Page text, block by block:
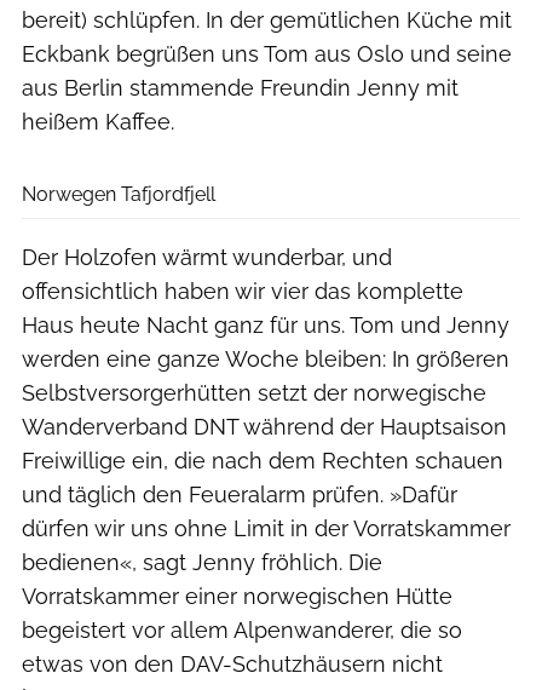
bereit) schlüpfen. In der gemütlichen Küche mit
Eckbank begrüßen uns Tom aus Oslo und seine
aus Berlin stammende Freundin Jenny mit
heißem Kaffee.
Norwegen Tafjordfjell
Der Holzofen wärmt wunderbar, und
offensichtlich haben wir vier das komplette
Haus heute Nacht ganz für uns. Tom und Jenny
werden eine ganze Woche bleiben: In größeren
Selbstversorgerhütten setzt der norwegische
Wanderverband DNT während der Hauptsaison
Freiwillige ein, die nach dem Rechten schauen
und täglich den Feueralarm prüfen. »Dafür
dürfen wir uns ohne Limit in der Vorratskammer
bedienen«, sagt Jenny fröhlich. Die
Vorratskammer einer norwegischen Hütte
begeistert vor allem Alpenwanderer, die so
etwas von den DAV-Schutzhäusern nicht